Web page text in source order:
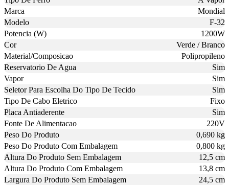
Marca
Mondial
Modelo
F-32
Potencia (W)
1200W
Cor
Verde / Branco
Material/Composicao
Polipropileno
Reservatorio De Agua
Sim
Vapor
Sim
Seletor Para Escolha Do Tipo De Tecido
Sim
Tipo De Cabo Eletrico
Fixo
Placa Antiaderente
Sim
Fonte De Alimentacao
220V
Peso Do Produto
0,690 kg
Peso Do Produto Com Embalagem
0,800 kg
Altura Do Produto Sem Embalagem
12,5 cm
Altura Do Produto Com Embalagem
13,8 cm
Largura Do Produto Sem Embalagem
24,5 cm